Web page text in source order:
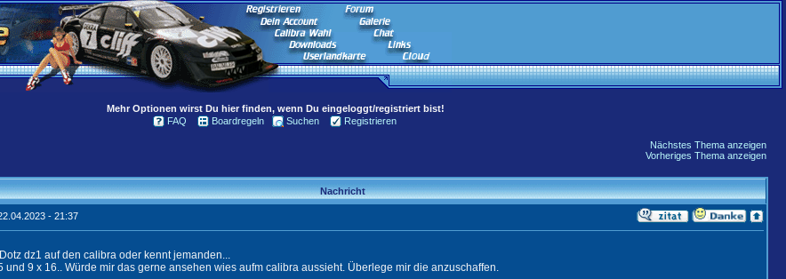
Mehr Optionen wirst Du hier finden, wenn Du eingeloggt/registriert bist!
FAQ
Boardregeln Suchen Registrieren
Nächstes Thema anzeigen
Vorheriges Thema anzeigen
Nachricht
- 21:37
dz1 auf den calibra oder kennt jemanden...
und 9 x 16.. Würde mir das gerne ansehen wies aufm calibra aussieht. Überlege mir die anzuschaffen.